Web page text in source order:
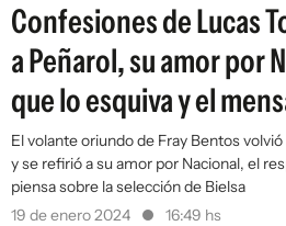
Confesiones de Lucas
a Peñarol, su amor por
que lo esquiva y el
El volante oriundo de Fray Bentos
y se refirió a su amor por Nacional, el
piensa sobre la selección de Bielsa
19 de enero 2024
16:49 hs